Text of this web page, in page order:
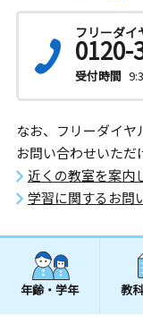
フリーダイ
0120-
受付時間
なお、フリーダイ
お問い合わせいただ
近くの教室を案内
学習に関するお問
年齢・学年 教